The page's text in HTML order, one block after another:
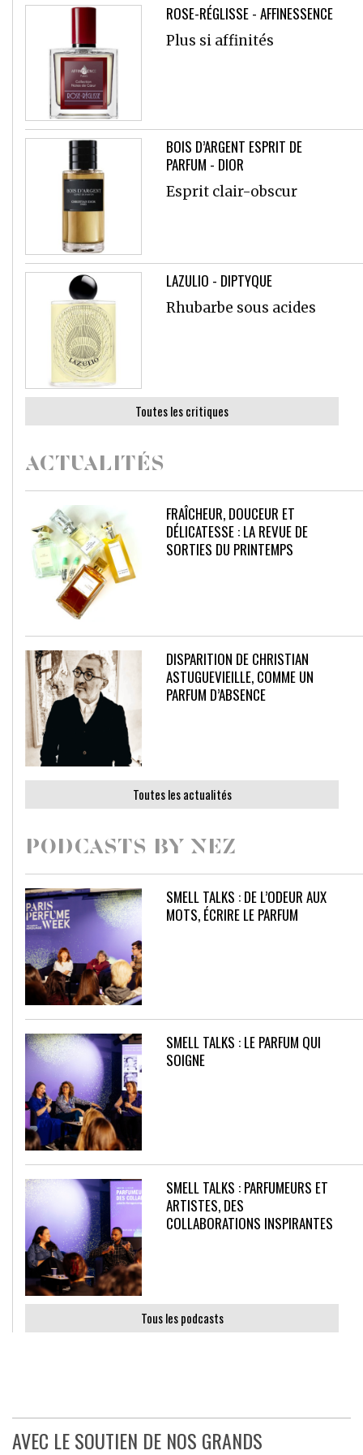
ROSE-RÉGLISSE - AFFINESSENCE
Plus si affinités
BOIS D’ARGENT ESPRIT DE
PARFUM - DIOR
Esprit clair-obscur
LAZULIO - DIPTYQUE
Rhubarbe sous acides
Toutes les critiques
ACTUALITÉS
FRAÎCHEUR, DOUCEUR ET
DÉLICATESSE : LA REVUE DE
SORTIES DU PRINTEMPS
DISPARITION DE CHRISTIAN
ASTUGUEVIEILLE, COMME UN
PARFUM D’ABSENCE
Toutes les actualités
PODCASTS BY NEZ
SMELL TALKS : DE L’ODEUR AUX
MOTS, ÉCRIRE LE PARFUM
SMELL TALKS : LE PARFUM QUI
SOIGNE
SMELL TALKS : PARFUMEURS ET
ARTISTES, DES
COLLABORATIONS INSPIRANTES
Tous les podcasts
AVEC LE SOUTIEN DE NOS GRANDS